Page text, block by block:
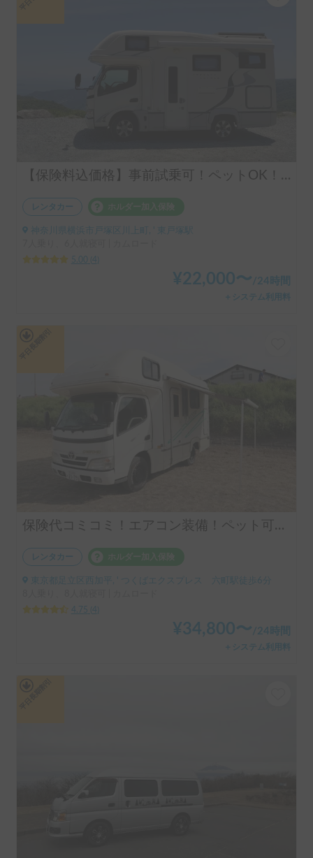
【保険料込価格】事前試乗可！ペットOK！ケージ無し利用も可能！オプション充実！24時間貸出返却可！サニーサイド号で思い出作り！
レンタカー
神奈川県横浜市戸塚区川上町, ' 東戸塚駅
5.00
4
¥22,000〜/24時間
＋システム利用料
保険代コミコミ！エアコン装備！ペット可！24時間貸出返却可 クレソンNEO
レンタカー
東京都足立区西加平, ' つくばエクスプレス 六町駅徒歩6分
4.75
4
¥34,800〜/24時間
＋システム利用料